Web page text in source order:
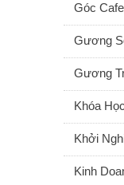
Góc Cafe
Gương
Gương
Khóa
Khởi
Kinh